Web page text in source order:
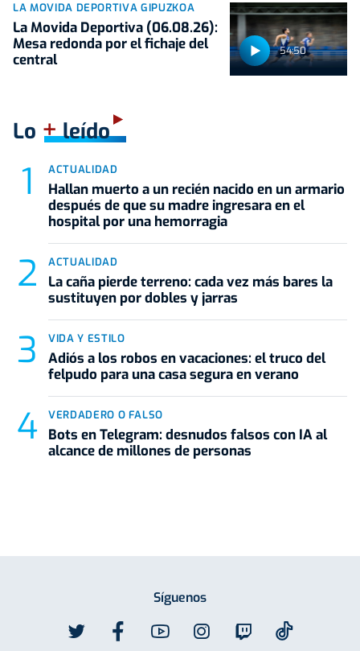
54:50
LA MOVIDA DEPORTIVA GIPUZKOA
La Movida Deportiva (06.08.26):
Mesa redonda por el fichaje del
central
Lo +leído
ACTUALIDAD
Hallan muerto a un recién nacido en un armario
después de que su madre ingresara en el
hospital por una hemorragia
ACTUALIDAD
La caña pierde terreno: cada vez más bares la
sustituyen por dobles y jarras
VIDA Y ESTILO
Adiós a los robos en vacaciones: el truco del
felpudo para una casa segura en verano
VERDADERO O FALSO
Bots en Telegram: desnudos falsos con IA al
alcance de millones de personas
Síguenos